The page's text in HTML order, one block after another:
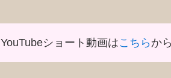
YouTubeショート動画はこちら か